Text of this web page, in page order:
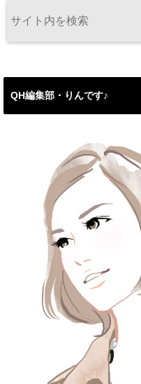
QH編集部・りんです♪